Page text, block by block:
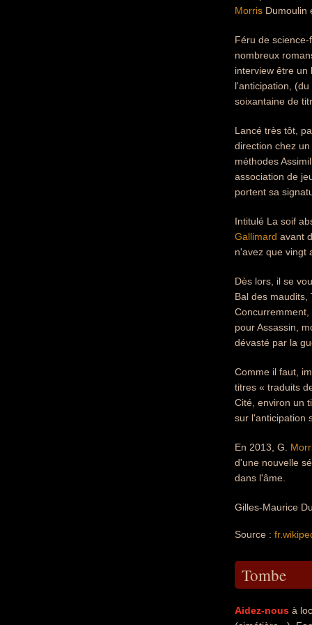
Morris Dumoulin
Féru de
nombreux
interview être un
l'anticipation,
soixantaine de
Lancé très tôt,
direction chez
méthodes
association de
portent sa
Intitulé La soif
Gallimard avant
n'avez que vingt
Dès lors, il se
Bal des
pour Assassin,
dévasté par la
Comme il faut,
titres « traduits
Cité, environ un
sur l'anticipation
En 2013, G.
d'une nouvelle
dans l'âme.
Gilles-Maurice
Source :
Tombe
Aidez-nous à